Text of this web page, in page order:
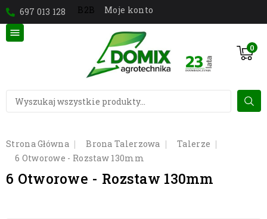
697 013 128 B2B Moje konto
0

Strona Główna Brona Talerzowa
Talerze
6 Otworowe - Rozstaw 130mm
6 Otworowe - Rozstaw 130mm